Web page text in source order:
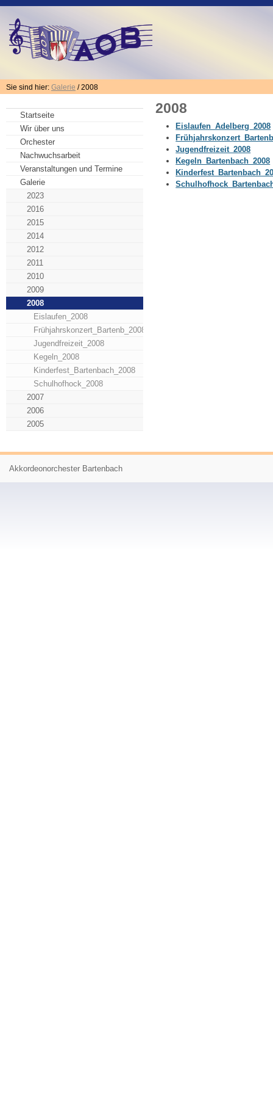
Sie sind hier: Galerie / 2008
Startseite
Wir über uns
Orchester
Nachwuchsarbeit
Veranstaltungen und Termine
Galerie
2023
2016
2015
2014
2012
2011
2010
2009
2008
Eislaufen_2008
Frühjahrskonzert_Bartenb_2008
Jugendfreizeit_2008
Kegeln_2008
Kinderfest_Bartenbach_2008
Schulhofhock_2008
2007
2006
2005
2008
Eislaufen_Adelberg_2008
Jugendfreizeit_2008
Kegeln_Bartenbach_2008
Akkordeonorchester Bartenbach